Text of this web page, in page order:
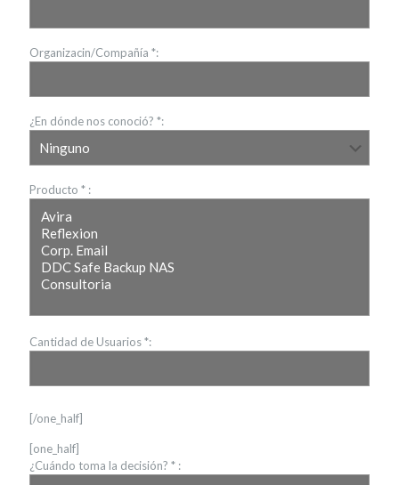
Organizacin/Compañía *:
¿En dónde nos conoció? *:
Producto * :
Cantidad de Usuarios *:
[/one_half]
[one_half]
¿Cuándo toma la decisión? * :